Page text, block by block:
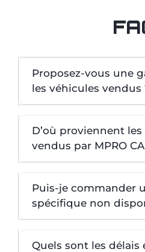
Proposez-vous une
les véhicules vendus
D’où proviennent
vendus par MPRO
Puis-je commander
spécifique non
Quels sont les délais